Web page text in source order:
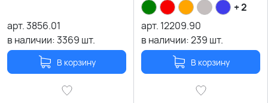
арт.3856.01
в наличии:3369 шт.
В корзину
+ 2
арт. 12209.90
в наличии:239 шт.
В корзину